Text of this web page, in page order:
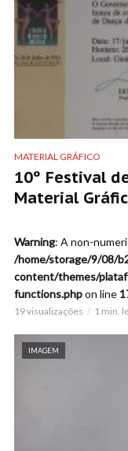
MATERIAL GRÁFICO
10º Festival
Material
Warning: A non-
/home/storage/9/08/
content/themes/
functions.phpon line
19 visualizações 1 min.
IMAGEM